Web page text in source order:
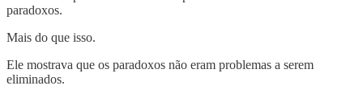
paradoxos.
Mais do que isso.
Ele mostrava que os paradoxos não eram problemas a serem
eliminados.